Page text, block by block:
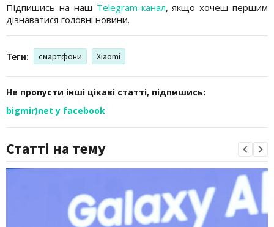
Підпишись на наш Telegram-канал, якщо хочеш першим
дізнаватися головні новини.
Теги: смартфони Xiaomi
Не пропусти інші цікаві статті, підпишись:
bigmir)net у facebook
Статті на тему